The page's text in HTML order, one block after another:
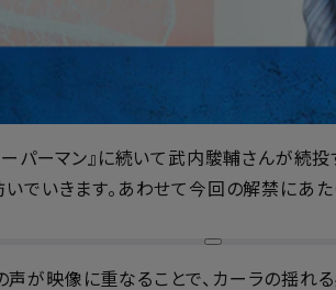
ーパーマン』に続いて武内駿輔さんが
でいきます。あわせて今回の解禁にあ
映像に重なることで、カーラの揺れる